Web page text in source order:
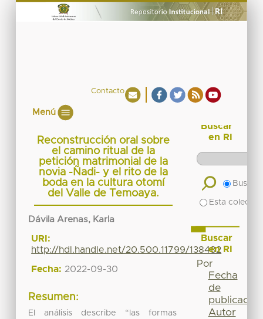
Contacto
Menú
Reconstrucción oral sobre
el camino ritual de la
petición matrimonial de la
novia -Ñadi- y el rito de la
boda en la cultura otomí
del Valle de Temoaya.
Dávila Arenas, Karla
URI:
http://hdl.handle.net/20.500.11799/138482
Fecha: 2022-09-30
Resumen:
El análisis describe “las formas
Buscar
en RI
Buscar
Esta
Buscar
en RI
Por
Fecha
de
publicación
Autor